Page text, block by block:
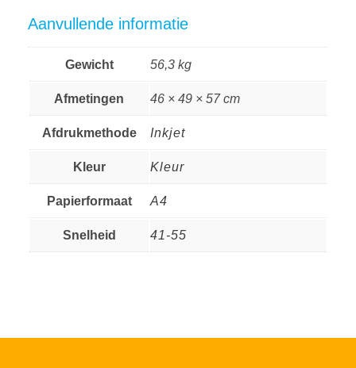
Aanvullende informatie
Gewicht 56,3 kg
Afmetingen 46 × 49 × 57 cm
Afdrukmethode Inkjet
Kleur Kleur
Papierformaat A4
Snelheid 41-55